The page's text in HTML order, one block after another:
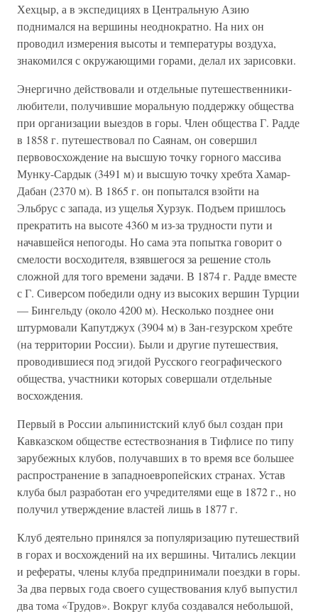
Хехцыр, а в экспедициях в Центральную Азию
поднимался на вершины неоднократно. На них он
проводил измерения высоты и температуры воздуха,
знакомился с окружающими горами, делал их зарисовки.
Энергично действовали и отдельные путешественники-
любители, получившие моральную поддержку общества
при организации выездов в горы. Член общества Г. Радде
в 1858 г. путешествовал по Саянам, он совершил
первовосхождение на высшую точку горного массива
Мунку-Сардык (3491 м) и высшую точку хребта Хамар-
Дабан (2370 м). В 1865 г. он попытался взойти на
Эльбрус с запада, из ущелья Хурзук. Подъем пришлось
прекратить на высоте 4360 м из-за трудности пути и
начавшейся непогоды. Но сама эта попытка говорит о
смелости восходителя, взявшегося за решение столь
сложной для того времени задачи. В 1874 г. Радде вместе
с Г. Сиверсом победили одну из высоких вершин Турции
— Бингельду (около 4200 м). Несколько позднее они
штурмовали Капутджух (3904 м) в Зан-гезурском хребте
(на территории России). Были и другие путешествия,
проводившиеся под эгидой Русского географического
общества, участники которых совершали отдельные
восхождения.
Первый в России альпинистский клуб был создан при
Кавказском обществе естествознания в Тифлисе по типу
зарубежных клубов, получавших в то время все большее
распространение в западноевропейских странах. Устав
клуба был разработан его учредителями еще в 1872 г., но
получил утверждение властей лишь в 1877 г.
Клуб деятельно принялся за популяризацию путешествий
в горах и восхождений на их вершины. Читались лекции
и рефераты, члены клуба предпринимали поездки в горы.
За два первых года своего существования клуб выпустил
два тома «Трудов». Вокруг клуба создавался небольшой,